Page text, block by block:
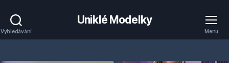
Vyhledávání
Uniklé Modelky
Menu